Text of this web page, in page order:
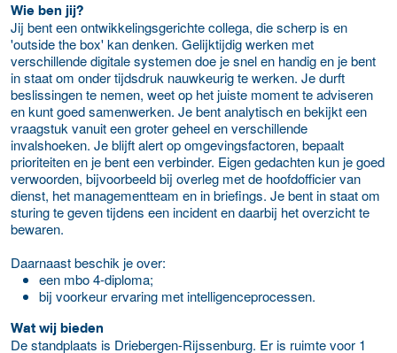
Wie ben jij?
Jij bent een ontwikkelingsgerichte collega, die scherp is en
'outside the box' kan denken. Gelijktijdig werken met
verschillende digitale systemen doe je snel en handig en je bent
in staat om onder tijdsdruk nauwkeurig te werken. Je durft
beslissingen te nemen, weet op het juiste moment te adviseren
en kunt goed samenwerken. Je bent analytisch en bekijkt een
vraagstuk vanuit een groter geheel en verschillende
invalshoeken. Je blijft alert op omgevingsfactoren, bepaalt
prioriteiten en je bent een verbinder. Eigen gedachten kun je goed
verwoorden, bijvoorbeeld bij overleg met de hoofdofficier van
dienst, het managementteam en in briefings. Je bent in staat om
sturing te geven tijdens een incident en daarbij het overzicht te
bewaren.
Daarnaast beschik je over:
een mbo 4-diploma;
bij voorkeur ervaring met intelligenceprocessen.
Wat wij bieden
De standplaats is Driebergen-Rijssenburg. Er is ruimte voor 1